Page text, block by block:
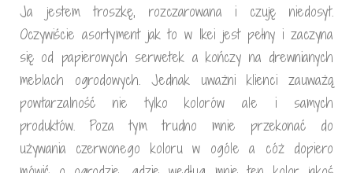
Ja jestem troszkę, rozczarowana i czuję niedosyt.
Oczywiście asortyment jak to w Ikei jest pełny i zaczyna
się od papierowych serwetek a kończy na drewnianych
meblach ogrodowych. Jednak uważni klienci zauważą
powtarzalność nie tylko kolorów ale i samych
produktów. Poza tym trudno mnie przekonać do
używania czerwonego koloru w ogóle a cóż dopiero